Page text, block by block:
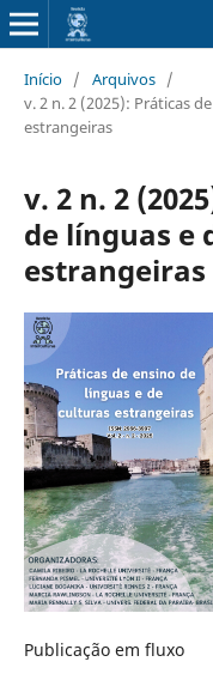
Início / Arquivos /
v. 2 n. 2 (2025): Práticas
estrangeiras
v. 2 n. 2
de línguas e
estrangeiras
Publicação em fluxo